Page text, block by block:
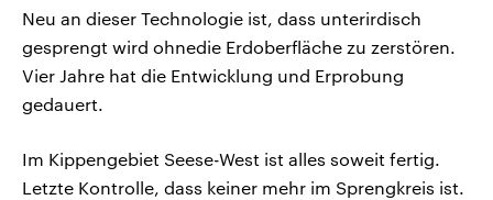
Neu an dieser Technologie ist, dass unterirdisch
gesprengt wird ohnedie Erdoberfläche zu zerstören.
Vier Jahre hat die Entwicklung und Erprobung
gedauert.
Im Kippengebiet Seese-West ist alles soweit fertig.
Letzte Kontrolle, dass keiner mehr im Sprengkreis ist.